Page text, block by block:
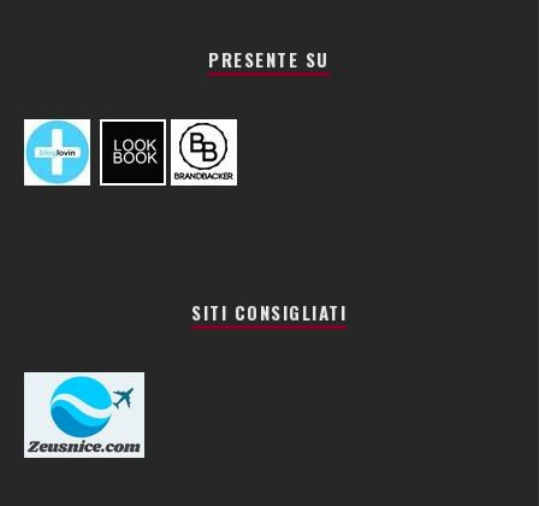
PRESENTE SU
SITI CONSIGLIATI